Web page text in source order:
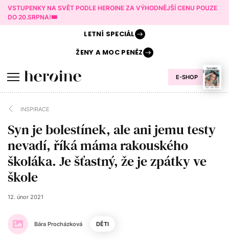
VSTUPENKY NA SVĚT PODLE HEROINE ZA VÝHODNĚJŠÍ CENU POUZE
DO 20.SRPNA!🎟️
E-SHOP
LETNÍ SPECIÁL
ŽENY AMOC PENĚZ
INSPIRACE
Syn je bolestínek, ale ani jemu testy
nevadí, říká máma rakouského
školáka. Je šťastný, že je zpátky ve
škole
Bára Procházková
12. únor 2021
DĚTI